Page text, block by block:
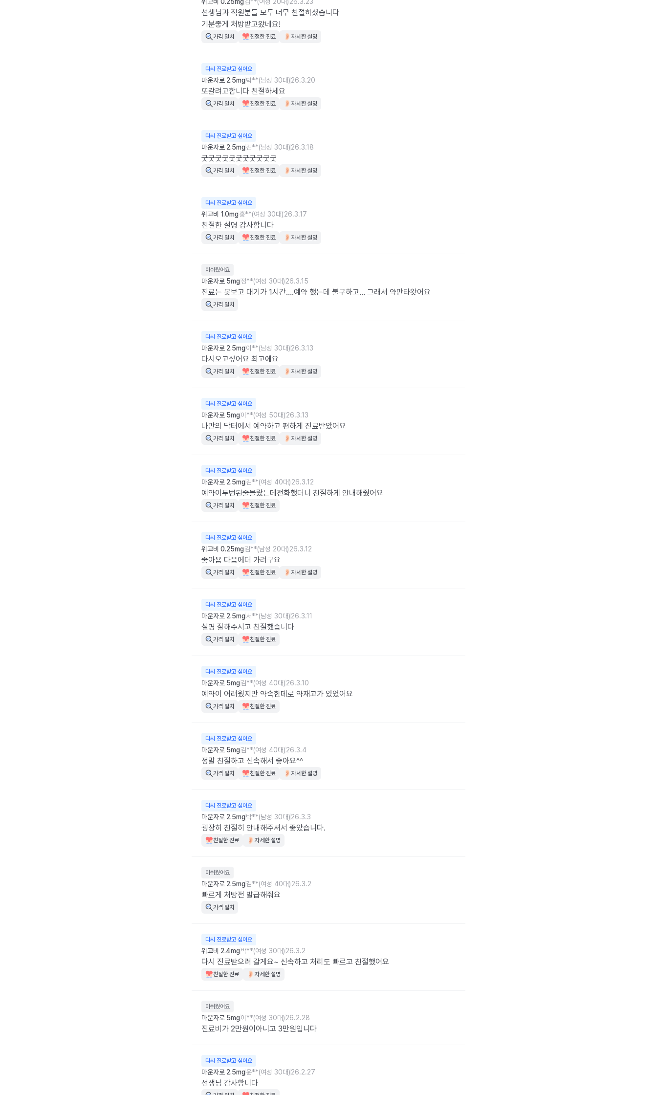
선생님과 직원분들 모두 너무 친절하셨습니다
기분좋게 처방받고왔네요!
가격 일치 친절한 진료 자세한 설명
다시 진료받고 싶어요
마운자로 2.5mg박**(남성 30대)26.3.20
또갈려고합니다 친절하세요
가격 일치 친절한 진료 자세한 설명
다시 진료받고 싶어요
마운자로 2.5mg김**(남성 30대)26.3.18
굿굿굿굿굿굿굿굿굿굿굿
가격 일치 친절한 진료 자세한 설명
다시 진료받고 싶어요
위고비 1.0mg홍**(여성 30대)26.3.17
친절한 설명 감사합니다
가격 일치 친절한 진료 자세한 설명
아쉬웠어요
마운자로 5mg정**(여성 30대)26.3.15
진료는 못보고 대기가 1시간….예약 했는데 불구하고… 그래서 약만타왓어요
가격 일치
다시 진료받고 싶어요
마운자로 2.5mg이**(남성 30대)26.3.13
다시오고싶어요 최고에요
가격 일치 친절한 진료 자세한 설명
다시 진료받고 싶어요
마운자로 5mg이**(여성 50대)26.3.13
나만의 닥터에서 예약하고 편하게 진료받았어요
가격 일치 친절한 진료 자세한 설명
다시 진료받고 싶어요
마운자로 2.5mg김**(여성 40대)26.3.12
예약이두번된줄몰랐는데전화했더니 친절하게 안내해줬어요
가격 일치 친절한 진료
다시 진료받고 싶어요
위고비 0.25mg김**(남성 20대)26.3.12
좋아욤 다음에더 가려구요
가격 일치 친절한 진료 자세한 설명
다시 진료받고 싶어요
마운자로 2.5mg서**(남성 30대)26.3.11
설명 잘해주시고 친절했습니다
가격 일치 친절한 진료
다시 진료받고 싶어요
마운자로 5mg김**(여성 40대)26.3.10
예약이 어려웠지만 약속한데로 약재고가 있었어요
가격 일치 친절한 진료
다시 진료받고 싶어요
마운자로 5mg김**(여성 40대)26.3.4
정말 친절하고 신속해서 좋아요^^
가격 일치 친절한 진료 자세한 설명
다시 진료받고 싶어요
마운자로 2.5mg박**(남성 30대)26.3.3
굉장히 친절히 안내해주셔서 좋았습니다.
친절한 진료 자세한 설명
아쉬웠어요
마운자로 2.5mg김**(여성 40대)26.3.2
빠르게 처방전 발급해줘요
가격 일치
다시 진료받고 싶어요
위고비 2.4mg박**(여성 30대)26.3.2
다시 진료받으러 갈게요~ 신속하고 처리도 빠르고 친절했어요
친절한 진료 자세한 설명
아쉬웠어요
마운자로 5mg이**(여성 30대)26.2.28
진료비가 2만원이아니고 3만원입니다
다시 진료받고 싶어요
마운자로 2.5mg윤**(여성 30대)26.2.27
선생님 감사합니다